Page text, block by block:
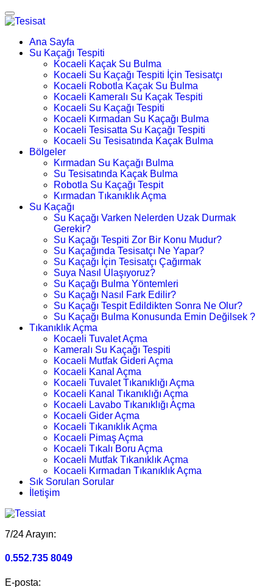
Ana Sayfa
Su Kaçağı Tespiti
Kocaeli Kaçak Su Bulma
Kocaeli Su Kaçağı Tespiti İçin Tesisatçı
Kocaeli Robotla Kaçak Su Bulma
Kocaeli Kameralı Su Kaçak Tespiti
Kocaeli Su Kaçağı Tespiti
Kocaeli Kırmadan Su Kaçağı Bulma
Kocaeli Tesisatta Su Kaçağı Tespiti
Kocaeli Su Tesisatında Kaçak Bulma
Bölgeler
Kırmadan Su Kaçağı Bulma
Su Tesisatında Kaçak Bulma
Robotla Su Kaçağı Tespit
Kırmadan Tıkanıklık Açma
Su Kaçağı
Su Kaçağı Varken Nelerden Uzak Durmak
Gerekir?
Su Kaçağı Tespiti Zor Bir Konu Mudur?
Su Kaçağında Tesisatçı Ne Yapar?
Su Kaçağı İçin Tesisatçı Çağırmak
Suya Nasıl Ulaşıyoruz?
Su Kaçağı Bulma Yöntemleri
Su Kaçağı Nasıl Fark Edilir?
Su Kaçağı Tespit Edildikten Sonra Ne Olur?
Su Kaçağı Bulma Konusunda Emin Değilsek ?
Tıkanıklık Açma
Kocaeli Tuvalet Açma
Kameralı Su Kaçağı Tespiti
Kocaeli Mutfak Gideri Açma
Kocaeli Kanal Açma
Kocaeli Tuvalet Tıkanıklığı Açma
Kocaeli Kanal Tıkanıklığı Açma
Kocaeli Lavabo Tıkanıklığı Açma
Kocaeli Gider Açma
Kocaeli Tıkanıklık Açma
Kocaeli Pimaş Açma
Kocaeli Tıkalı Boru Açma
Kocaeli Mutfak Tıkanıklık Açma
Kocaeli Kırmadan Tıkanıklık Açma
Sık Sorulan Sorular
İletişim
7/24 Arayın:
0.552.735 8049
E-posta: